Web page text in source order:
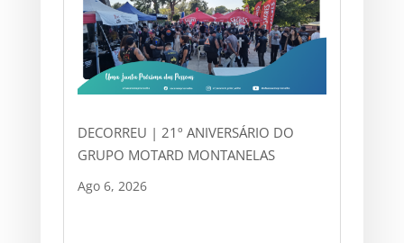
DECORREU | 21º ANIVERSÁRIO DO
GRUPO MOTARD MONTANELAS
Ago 6, 2026